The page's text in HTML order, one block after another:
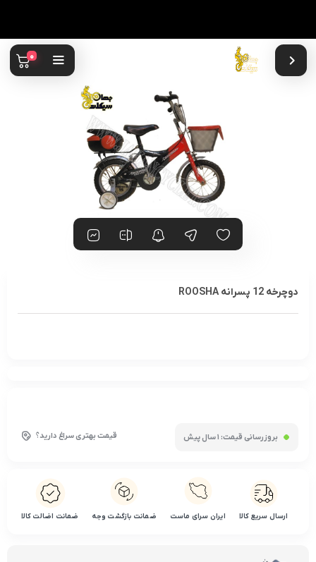
0
دوچرخه 12 پسرانه ROOSHA
بروزرسانی قیمت: 1 سال پیش قیمت بهتری سراغ دارید؟
ارسال سریع کالا ایران سرای ماست ضمانت بازگشت وجه ضمانت اضالت کالا